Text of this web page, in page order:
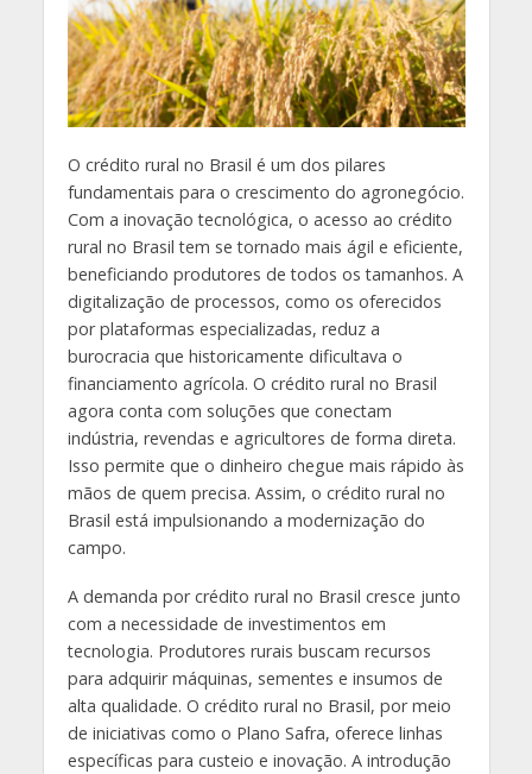
O crédito rural no Brasil é um dos pilares
fundamentais para o crescimento do agronegócio.
Com a inovação tecnológica, o acesso ao crédito
rural no Brasil tem se tornado mais ágil e eficiente,
beneficiando produtores de todos os tamanhos. A
digitalização de processos, como os oferecidos
por plataformas especializadas, reduz a
burocracia que historicamente dificultava o
financiamento agrícola. O crédito rural no Brasil
agora conta com soluções que conectam
indústria, revendas e agricultores de forma direta.
Isso permite que o dinheiro chegue mais rápido às
mãos de quem precisa. Assim, o crédito rural no
Brasil está impulsionando a modernização do
campo.
A demanda por crédito rural no Brasil cresce junto
com a necessidade de investimentos em
tecnologia. Produtores rurais buscam recursos
para adquirir máquinas, sementes e insumos de
alta qualidade. O crédito rural no Brasil, por meio
de iniciativas como o Plano Safra, oferece linhas
específicas para custeio e inovação. A introdução